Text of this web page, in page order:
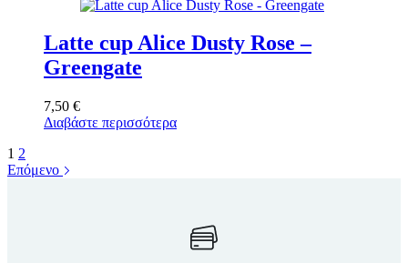
Latte cup Alice Dusty Rose –
Greengate
7,50 €
Διαβάστε περισσότερα
1 2
Επόμενο